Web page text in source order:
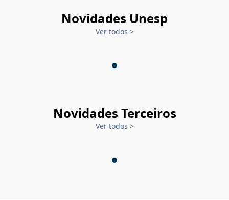
Novidades Unesp
Ver todos >
Novidades Terceiros
Ver todos >